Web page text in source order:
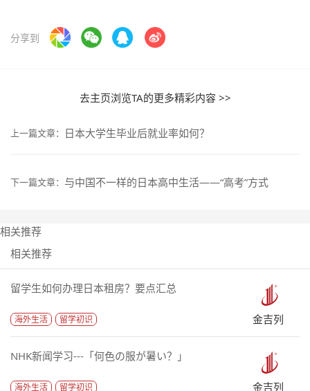
分享到
去主页浏览TA的更多精彩内容 >>
上一篇文章： 日本大学生毕业后就业率如何？
下一篇文章： 与中国不一样的日本高中生活——“高考”方式
相关推荐
相关推荐
留学生如何办理日本租房？要点汇总
海外生活 留学初识 金吉列
NHK新闻学习---「何色の服が暑い？」
海外生活 留学初识 金吉列